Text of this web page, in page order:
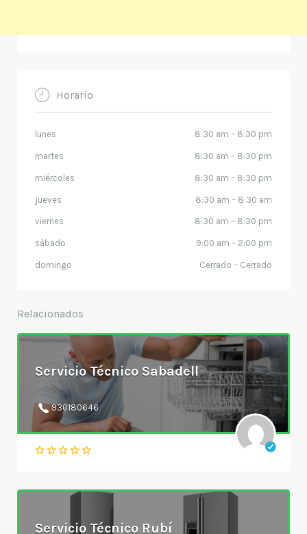
Horario
lunes 8:30 am – 8:30 pm
martes 8:30 am – 8:30 pm
miércoles 8:30 am – 8:30 pm
jueves 8:30 am – 8:30 am
viernes 8:30 am – 8:30 pm
sábado 9:00 am – 2:00 pm
domingo Cerrado – Cerrado
Relacionados
Servicio Técnico Sabadell
930180646
Servicio Técnico Rubí